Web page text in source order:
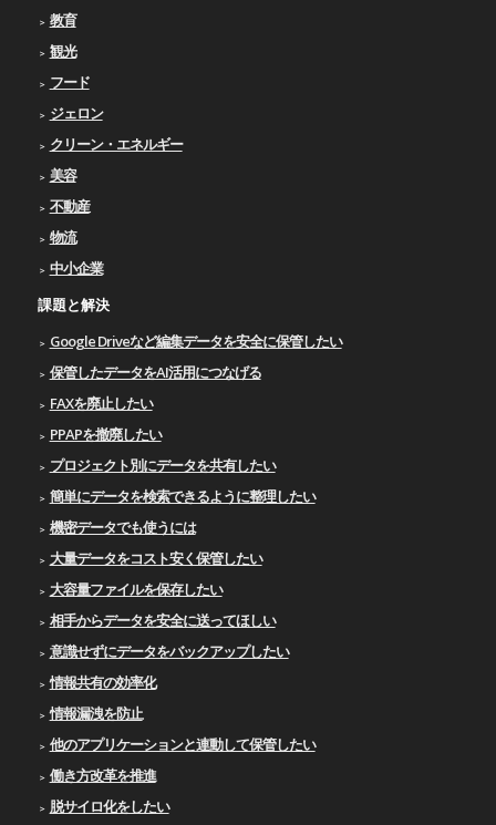
教育
観光
フード
ジェロン
クリーン・エネルギー
美容
不動産
物流
中小企業
課題と解決
Google Driveなど編集データを安全に保管したい
保管したデータをAI活用につなげる
FAXを廃止したい
PPAPを撤廃したい
プロジェクト別にデータを共有したい
簡単にデータを検索できるように整理したい
機密データでも使うには
大量データをコスト安く保管したい
大容量ファイルを保存したい
相手からデータを安全に送ってほしい
意識せずにデータをバックアップしたい
情報共有の効率化
情報漏洩を防止
他のアプリケーションと連動して保管したい
働き方改革を推進
脱サイロ化をしたい